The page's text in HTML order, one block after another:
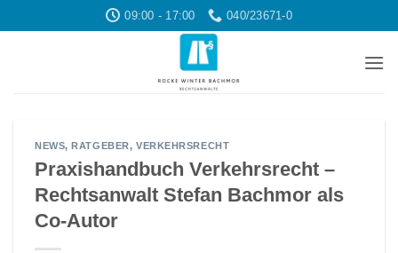
Inhalt
09:00 - 17:00 040/23671-0
NEWS,RATGEBER, VERKEHRSRECHT
Praxishandbuch Verkehrsrecht –
Rechtsanwalt Stefan Bachmor als
Co-Autor